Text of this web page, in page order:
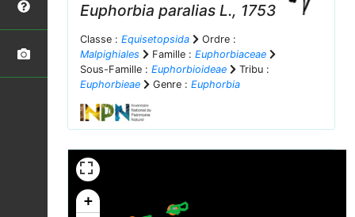
Euphorbia paralias L., 1753
Classe : Equisetopsida
Ordre :
Malpighiales
Famille : Euphorbiaceae
Sous-Famille : Euphorbioideae
Tribu :
Euphorbieae
Genre : Euphorbia
+